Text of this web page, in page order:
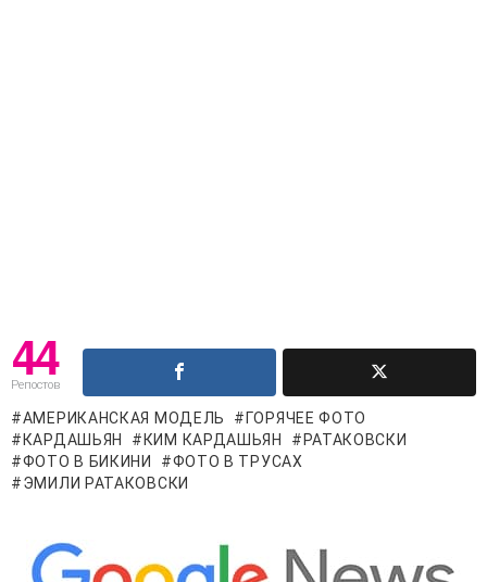
44
Репостов
АМЕРИКАНСКАЯ МОДЕЛЬ
ГОРЯЧЕЕ ФОТО
КАРДАШЬЯН
КИМ КАРДАШЬЯН
РАТАКОВСКИ
ФОТО В БИКИНИ
ФОТО В ТРУСАХ
ЭМИЛИ РАТАКОВСКИ